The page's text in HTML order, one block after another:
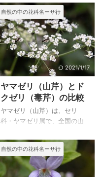
シソ科・オドリコソウ属同じ
仲間で、花は似ていますが、
それぞれ特徴があり、見比べ
れば間違うことはありませ
ん。 ヒメオドリコソウ（姫踊
り子草）、ホトケノザ（仏
座）は住宅地の中の植込みや
空き地でも見かけますが、オ
ドリコソウ（踊り子草）は山
に行かなければ、自然に生え
ているものには出会えないと
思います。 私が出会ったのは
のヒメオドリコソウに似てい
ますが、花の大きさがかなり
違います。 上のオドリコソウ
（踊り子草）は ...
自然の中の花科名ーサ行
2021/1/17
ヤマゼリ（山芹）とド
クゼリ（毒芹）の比較
ヤマゼリ（山芹）は、セリ
科・ヤマゼリ属で、全国の山
多年草です。セリ科・ドクゼ
リ属のドクゼリ（毒芹）も山
地の湿地などに生える高さ
０．６～１mの多年草で、葉は
自然の中の花科名ーサ行